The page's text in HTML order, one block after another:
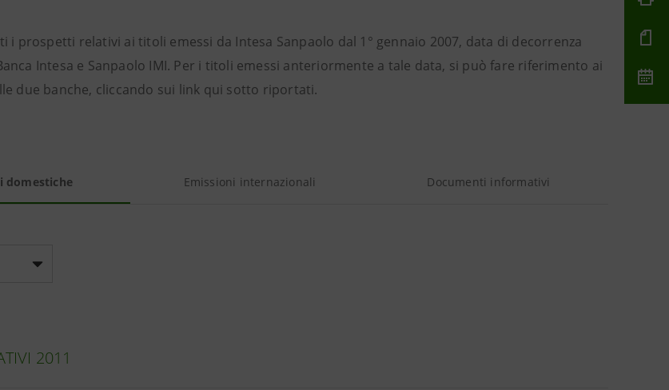
i prospetti relativi ai titoli emessi da Intesa Sanpaolo dal 1° gennaio 2007, data di decorrenza
Intesa e Sanpaolo IMI. Per i titoli emessi anteriormente a tale data, si può fare riferimento ai
due banche, cliccando sui link qui sotto riportati.
domestiche Emissioni internazionali Documenti informativi
2011